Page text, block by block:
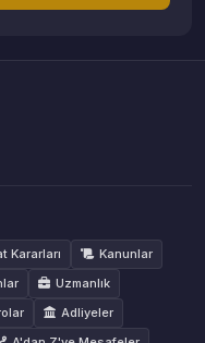
Kararları
Kanunlar
Uzmanlık
Adliyeler